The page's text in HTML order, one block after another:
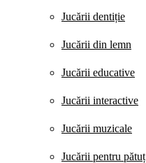
Jucării dentiție
Jucării din lemn
Jucării educative
Jucării interactive
Jucării muzicale
Jucării pentru pătuț